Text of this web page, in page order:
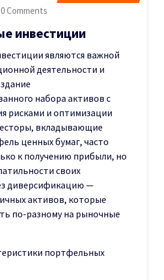
0 Comments
инвестиции
являются важной
деятельности и
набора активов с
рисками и оптимизации
вкладывающие
ценных бумаг, часто
к получению прибыли, но
своих
диверсификацию —
активов, которые
по-разному на рыночные
портфельных